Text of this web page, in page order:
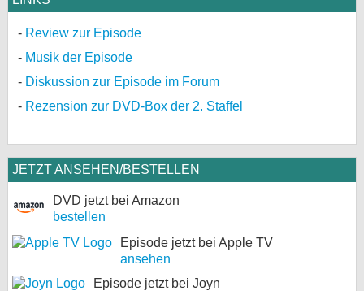
Review zur Episode
Musik der Episode
Diskussion zur Episode im Forum
Rezension zur DVD-Box der 2. Staffel
JETZT ANSEHEN/BESTELLEN
DVD jetzt bei Amazon
bestellen
Episode jetzt bei Apple TV
ansehen
Episode jetzt bei Joyn